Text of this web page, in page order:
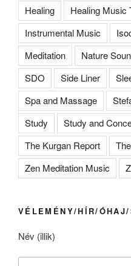
Healing
Healing Music
Instrumental Music
Meditation
Nature
SDO
Side Liner
Spa and Massage
Study
Study and
The Kurgan Report
Zen Meditation Music
VÉLEMÉNY/HÍR/ÓHAJ/
Név (illik)